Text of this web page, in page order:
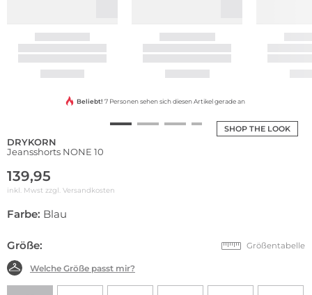
SHOP THE LOOK
Beliebt! 7 Personen sehen sich diesen Artikel gerade an
DRYKORN
Jeansshorts NONE 10
139,95
inkl. Mwst zzgl. Versandkosten
Farbe: Blau
Größe: Größentabelle
Welche Größe passt mir?